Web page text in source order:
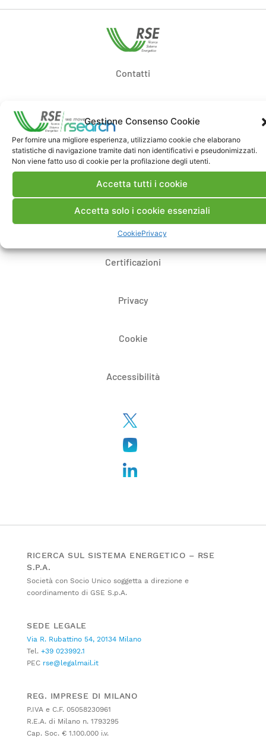
Gestione Consenso Cookie
Per fornire una migliore esperienza, utilizziamo cookie che elaborano
statistiche di navigazione tramite dati non identificativi e pseudonimizzati.
Non viene fatto uso di cookie per la profilazione degli utenti.
Accetta tutti i cookie
Accetta solo i cookie essenziali
CookiePrivacy
Contatti
Dove siamo
Bandi di gara e contratti
Whistleblowing
Certificazioni
Privacy
Cookie
Accessibilità
RICERCA SUL SISTEMA ENERGETICO – RSE
S.P.A.
Società con Socio Unico soggetta a direzione e
coordinamento di GSE S.p.A.
SEDE LEGALE
Via R. Rubattino 54, 20134 Milano
Tel. +39 023992.1
PEC rse@legalmail.it
REG. IMPRESE DI MILANO
P.IVA e C.F. 05058230961
R.E.A. di Milano n. 1793295
Cap. Soc. € 1.100.000 i.v.